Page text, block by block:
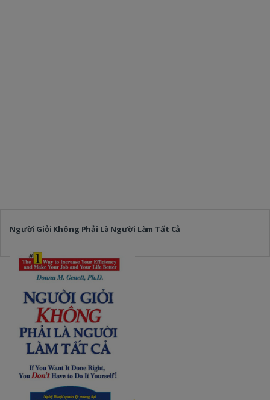
Người Giỏi Không Phải Là Người Làm Tất Cả